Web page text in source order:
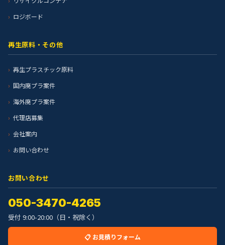
ロジボード
再生原料・その他
再生プラスチック原料
国内廃プラ案件
海外廃プラ案件
代理店募集
会社案内
お問い合わせ
お問い合わせ
050-3470-4265
受付 9:00-20:00（日・祝除く）
📋 お見積りフォーム